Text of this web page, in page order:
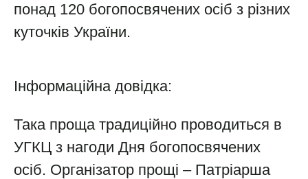
понад 120 богопосвячених осіб з різних
куточків України.
Інформаційна довідка:
Така проща традиційно проводиться в
УГКЦ з нагоди Дня богопосвячених
осіб. Організатор прощі – Патріарша